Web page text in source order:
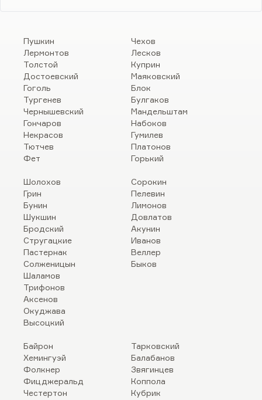
Пушкин
Лермонтов
Толстой
Достоевский
Гоголь
Тургенев
Чернышевский
Гончаров
Некрасов
Тютчев
Фет
Чехов
Лесков
Куприн
Маяковский
Блок
Булгаков
Мандельштам
Набоков
Гумилев
Платонов
Горький
Шолохов
Грин
Бунин
Шукшин
Бродский
Стругацкие
Пастернак
Солженицын
Шаламов
Трифонов
Аксенов
Окуджава
Высоцкий
Сорокин
Пелевин
Лимонов
Довлатов
Акунин
Иванов
Веллер
Быков
Байрон
Хемингуэй
Фолкнер
Фицджеральд
Честертон
Тарковский
Балабанов
Звягинцев
Коппола
Кубрик